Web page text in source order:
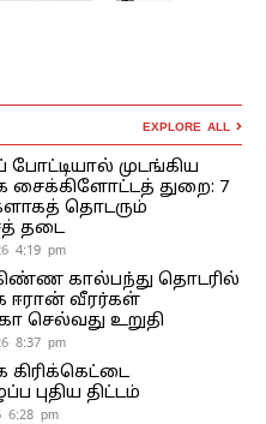
EXPLORE ALL
போட்டியால் முடங்கிய
துறை: 7
தொடரும்
தடை
4:19 pm
கால்பந்து தொடரில்
ஈரான் வீரர்கள்
செல்வது உறுதி
8:37 pm
புதிய திட்டம்
6:28 pm